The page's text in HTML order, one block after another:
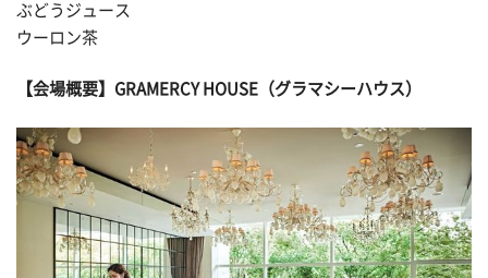
ぶどうジュース
ウーロン茶
【会場概要】GRAMERCY HOUSE（グラマシーハウス）